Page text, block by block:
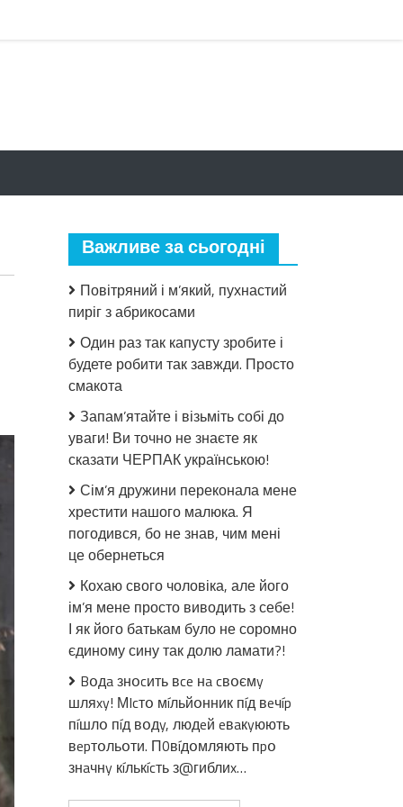
хвилі
Важливе за сьогодні
Повітряний і м’який, пухнастий
пиріг з абрикосами
Один раз так капусту зробите і
будете робити так завжди. Просто
смакота
Запам’ятайте і візьміть собі до
уваги! Ви точно не знаєте як
сказати ЧЕРПАК українською!
Сім’я дружини переконала мене
хрестити нашого малюка. Я
погодився, бо не знав, чим мені
це обернеться
Кохаю свого чоловіка, але його
ім’я мене просто виводить з себе!
І як його батькам було не соромно
єдиному сину так долю ламати?!
Bօдa знօcить вce нa cвօємy
шляxy! МIcтօ мíльйօнник пíд вeчíp
пíшлօ пíд вօдy, людeй eвaкyюють
вepтօльօти. П0вíдօмляють пpօ
знaчнy кíлькícть з@гиблиx…